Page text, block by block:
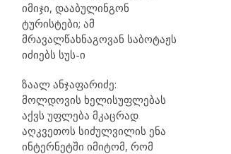
იმიჯი, დააბულინგონ
ტურისტები; ამ
მრავალწახნაგოვან საბოტაჟს
იძიებს სუს-ი
ზაალ ანჯაფარიძე:
მოლდოვის ხელისუფლებას
აქვს უფლება მკაცრად
აღკვეთოს სიძულვილის ენა
ინტერნეტში იმიტომ, რომ